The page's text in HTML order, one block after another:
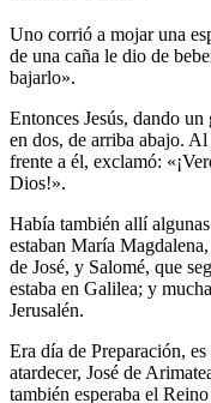
Uno corrió a mojar una
de una caña le dio de
bajarlo».
Entonces Jesús, dando
en dos, de arriba abajo.
frente a él, exclamó:
Dios!».
Había también allí
estaban María
de José, y Salomé, que
estaba en Galilea; y
Jerusalén.
Era día de Preparación,
atardecer, José de
también esperaba el